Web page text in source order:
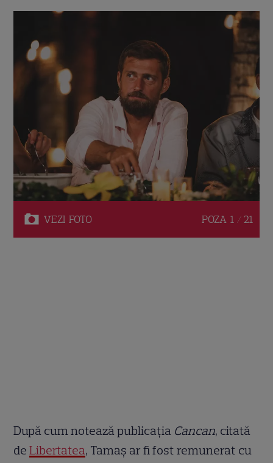
VEZI FOTO POZA 1 / 21
După cum notează publicația Cancan, citată
deLibertatea, Tamaș ar fi fost remunerat cu